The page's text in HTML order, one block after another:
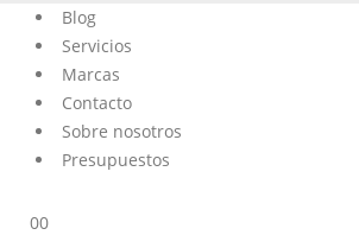
Blog
Servicios
Marcas
Contacto
Sobre nosotros
Presupuestos
00